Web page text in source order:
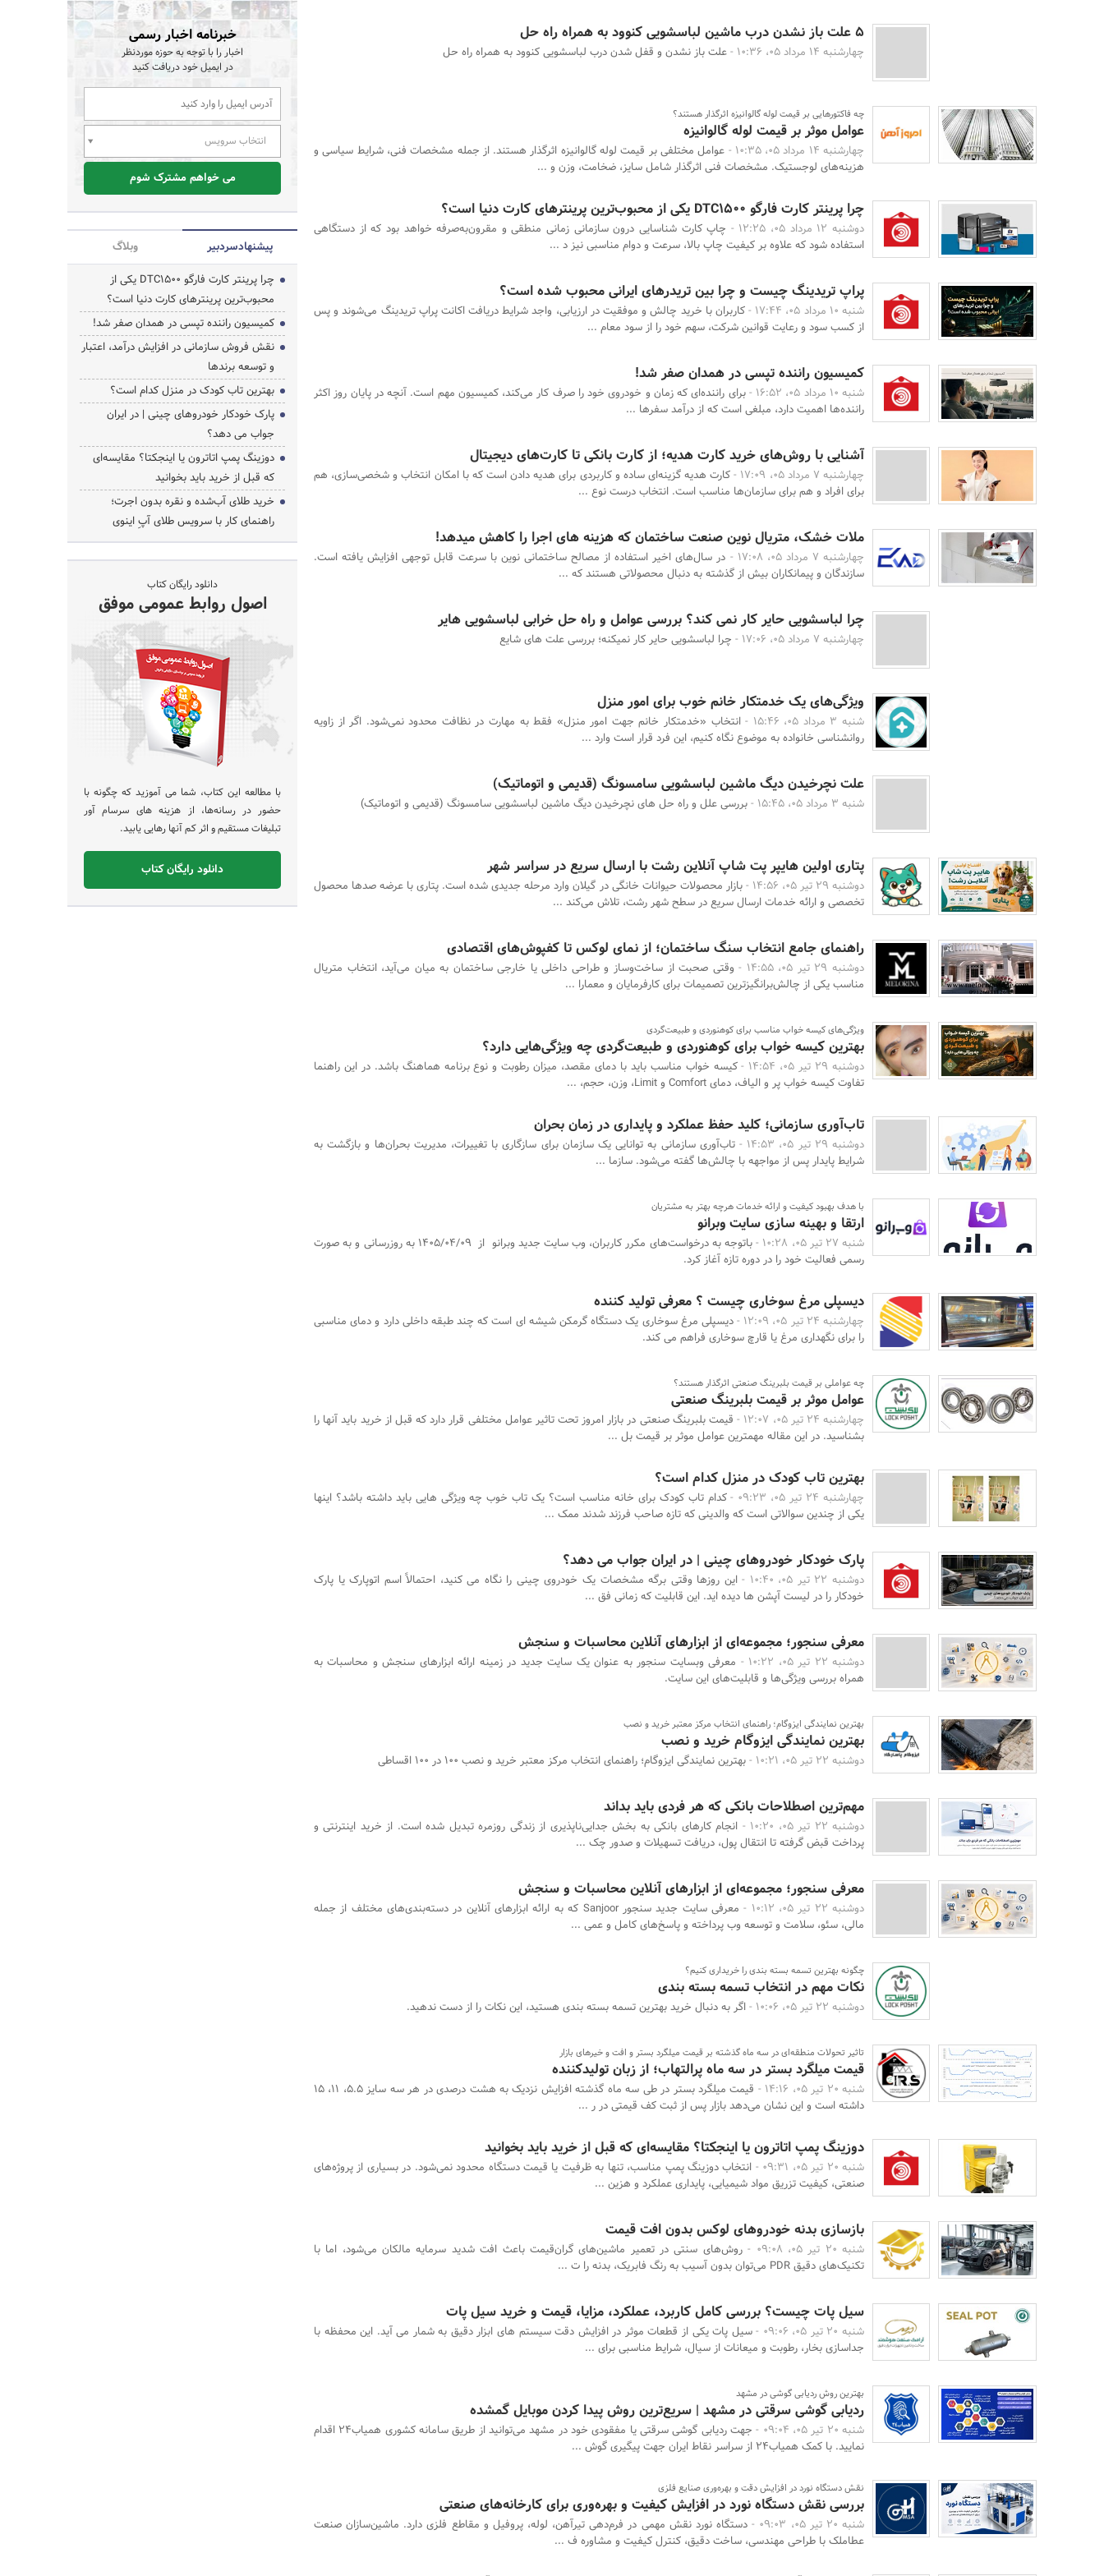
5 علت باز نشدن درب ماشین لباسشویی کنوود به همراه راه حل
چهارشنبه 14 مرداد 05، 10:36 - علت باز نشدن و قفل شدن درب لباسشویی کنوود به همراه راه حل
چه فاکتورهایی بر قیمت لوله گالوانیزه اثرگذار هستند؟
عوامل موثر بر قیمت لوله گالوانیزه
چهارشنبه 14 مرداد 05، 10:35 -
عوامل مختلفی بر قیمت لوله گالوانیزه اثرگذار هستند. از جمله مشخصات فنی، شرایط سیاسی و
هزینه‌های لوجستیک. مشخصات فنی اثرگذار شامل سایز، ضخامت، وزن و ...
چرا پرینتر کارت فارگو DTC1500 یکی از محبوب‌ترین پرینترهای کارت دنیا است؟
دوشنبه 12 مرداد 05، 12:25 -
چاپ کارت شناسایی درون سازمانی زمانی منطقی و مقرون‌به‌صرفه خواهد بود که از دستگاهی
استفاده شود که علاوه بر کیفیت چاپ بالا، سرعت و دوام مناسبی نیز د ...
پراپ تریدینگ چیست و چرا بین تریدرهای ایرانی محبوب شده است؟
شنبه 10 مرداد 05، 17:44 -
کاربران با خرید چالش و موفقیت در ارزیابی، واجد شرایط دریافت اکانت پراپ تریدینگ می‌شوند و پس
از کسب سود و رعایت قوانین شرکت، سهم خود را از سود معام ...
کمیسیون راننده تپسی در همدان صفر شد!
شنبه 10 مرداد 05، 16:52 -
برای راننده‌ای که زمان و خودروی خود را صرف کار می‌کند، کمیسیون مهم است. آنچه در پایان روز اکثر
راننده‌ها اهمیت دارد، مبلغی است که از درآمد سفرها ...
آشنایی با روش‌های خرید کارت هدیه؛ از کارت بانکی تا کارت‌های دیجیتال
چهارشنبه 7 مرداد 05، 17:09 -
کارت هدیه گزینه‌ای ساده و کاربردی برای هدیه دادن است که با امکان انتخاب و شخصی‌سازی، هم
برای افراد و هم برای سازمان‌ها مناسب است. انتخاب درست نوع ...
ملات خشک، متریال نوین صنعت ساختمان که هزینه‌ های اجرا را کاهش میدهد!
چهارشنبه 7 مرداد 05، 17:08 -
در سال‌های اخیر استفاده از مصالح ساختمانی نوین با سرعت قابل توجهی افزایش یافته است.
سازندگان و پیمانکاران بیش از گذشته به دنبال محصولاتی هستند که ...
چرا لباسشویی حایر کار نمی کند؟ بررسی عوامل و راه حل خرابی لباسشویی هایر
چهارشنبه 7 مرداد 05، 17:06 - چرا لباسشویی حایر کار نمیکنه؛ بررسی علت های شایع
ویژگی‌های یک خدمتکار خانم خوب برای امور منزل
شنبه 3 مرداد 05، 15:46 -
انتخاب «خدمتکار خانم جهت امور منزل» فقط به مهارت در نظافت محدود نمی‌شود. اگر از زاویه
روانشناسی خانواده به موضوع نگاه کنیم، این فرد قرار است وارد ...
علت نچرخیدن دیگ ماشین لباسشویی سامسونگ (قدیمی و اتوماتیک)
شنبه 3 مرداد 05، 15:45 - بررسی علل و راه حل های نچرخیدن دیگ ماشین لباسشویی سامسونگ (قدیمی و اتوماتیک)
پتاری اولین هایپر پت شاپ آنلاین رشت با ارسال سریع در سراسر شهر
دوشنبه 29 تیر 05، 14:56 -
بازار محصولات حیوانات خانگی در گیلان وارد مرحله جدیدی شده است. پتاری با عرضه صدها محصول
تخصصی و ارائه خدمات ارسال سریع در سطح شهر رشت، تلاش می‌کند ...
راهنمای جامع انتخاب سنگ ساختمان؛ از نمای لوکس تا کفپوش‌های اقتصادی
دوشنبه 29 تیر 05، 14:55 -
وقتی صحبت از ساخت‌وساز و طراحی داخلی یا خارجی ساختمان به میان می‌آید، انتخاب متریال
مناسب یکی از چالش‌برانگیزترین تصمیمات برای کارفرمایان و معمارا ...
ویژگی‌های کیسه خواب مناسب برای کوهنوردی و طبیعت‌گردی
بهترین کیسه خواب برای کوهنوردی و طبیعت‌گردی چه ویژگی‌هایی دارد؟
دوشنبه 29 تیر 05، 14:54 -
کیسه خواب مناسب باید با دمای مقصد، میزان رطوبت و نوع برنامه هماهنگ باشد. در این راهنما
تفاوت کیسه خواب پر و الیاف، دمای Comfort و Limit، وزن، حجم، ...
تاب‌آوری سازمانی؛ کلید حفظ عملکرد و پایداری در زمان بحران
دوشنبه 29 تیر 05، 14:53 -
تاب‌آوری سازمانی به توانایی یک سازمان برای سازگاری با تغییرات، مدیریت بحران‌ها و بازگشت به
شرایط پایدار پس از مواجهه با چالش‌ها گفته می‌شود. سازما ...
با هدف بهبود کیفیت و ارائه خدمات هرچه بهتر به مشتریان
ارتقا و بهینه سازی سایت وبرانو
شنبه 27 تیر 05، 10:28 -
باتوجه به درخواست‌های مکرر کاربران، وب سایت جدید وبرانو از 1405/04/09 به روزرسانی و به صورت
رسمی فعالیت خود را در دوره تازه آغاز کرد.
دیسپلی مرغ سوخاری چیست ؟ معرفی تولید کننده
چهارشنبه 24 تیر 05، 12:09 -
دیسپلی مرغ سوخاری یک دستگاه گرمکن شیشه ای است که چند طبقه داخلی دارد و دمای مناسبی
را برای نگهداری مرغ یا قارچ سوخاری فراهم می کند.
چه عواملی بر قیمت بلبرینگ صنعتی اثرگذار هستند؟
عوامل موثر بر قیمت بلبرینگ صنعتی
چهارشنبه 24 تیر 05، 12:07 -
قیمت بلبرینگ صنعتی در بازار امروز تحت تاثیر عوامل مختلفی قرار دارد که قبل از خرید باید آنها را
بشناسید. در این مقاله مهمترین عوامل موثر بر قیمت بل ...
بهترین تاب کودک در منزل کدام است؟
چهارشنبه 24 تیر 05، 09:23 -
کدام تاب کودک برای خانه مناسب است؟ یک تاب خوب چه ویژگی هایی باید داشته باشد؟ اینها
یکی از چندین سوالاتی است که والدینی که تازه صاحب فرزند شدند ممک ...
پارک خودکار خودروهای چینی | در ایران جواب می دهد؟
دوشنبه 22 تیر 05، 10:40 -
این روزها وقتی برگه مشخصات یک خودروی چینی را نگاه می کنید، احتمالاً اسم اتوپارک یا پارک
خودکار را در لیست آپشن ها دیده اید. این قابلیت که زمانی فق ...
معرفی سنجور؛ مجموعه‌ای از ابزارهای آنلاین محاسبات و سنجش
دوشنبه 22 تیر 05، 10:22 -
معرفی وبسایت سنجور به عنوان یک سایت جدید در زمینه ارائه ابزارهای سنجش و محاسبات به
همراه بررسی ویژگی‌ها و قابلیت‌های این سایت.
بهترین نمایندگی ایزوگام؛ راهنمای انتخاب مرکز معتبر خرید و نصب
بهترین نمایندگی ایزوگام خرید و نصب
دوشنبه 22 تیر 05، 10:21 - بهترین نمایندگی ایزوگام؛ راهنمای انتخاب مرکز معتبر خرید و نصب 100 در 100 اقساطی
مهم‌ترین اصطلاحات بانکی که هر فردی باید بداند
دوشنبه 22 تیر 05، 10:20 -
انجام کارهای بانکی به بخش جدایی‌ناپذیری از زندگی روزمره تبدیل شده است. از خرید اینترنتی و
پرداخت قبض گرفته تا انتقال پول، دریافت تسهیلات و صدور چک ...
معرفی سنجور؛ مجموعه‌ای از ابزارهای آنلاین محاسبات و سنجش
دوشنبه 22 تیر 05، 10:12 -
معرفی سایت جدید سنجور Sanjoor که به ارائه ابزارهای آنلاین در دسته‌بندی‌های مختلف از جمله
مالی، سئو، سلامت و توسعه وب پرداخته و پاسخ‌های کامل و عمی ...
چگونه بهترین تسمه بسته بندی را خریداری کنیم؟
نکات مهم در انتخاب تسمه بسته بندی
دوشنبه 22 تیر 05، 10:06 - اگر به دنبال خرید بهترین تسمه بسته بندی هستید، این نکات را از دست ندهید.
تاثیر تحولات منطقه‌ای در سه ماه گذشته بر قیمت میلگرد بستر و افت و خیرهای بازار
قیمت میلگرد بستر در سه ماه پرالتهاب؛ از زبان تولیدکننده
شنبه 20 تیر 05، 14:16 -
قیمت میلگرد بستر در طی سه ماه گذشته افزایش نزدیک به هشت درصدی در هر سه سایز 5.5، 11، 15
داشته است و این نشان می‌دهد بازار پس از ثبت کف قیمتی در ر ...
دوزینگ پمپ اتاترون یا اینجکتا؟ مقایسه‌ای که قبل از خرید باید بخوانید
شنبه 20 تیر 05، 09:31 -
انتخاب دوزینگ پمپ مناسب، تنها به ظرفیت یا قیمت دستگاه محدود نمی‌شود. در بسیاری از پروژه‌های
صنعتی، کیفیت تزریق مواد شیمیایی، پایداری عملکرد و هزین ...
بازسازی بدنه خودروهای لوکس بدون افت قیمت
شنبه 20 تیر 05، 09:08 -
روش‌های سنتی در تعمیر ماشین‌های گران‌قیمت باعث افت شدید سرمایه مالکان می‌شود، اما با
تکنیک‌های دقیق PDR می‌توان بدون آسیب به رنگ فابریک، بدنه را ت ...
سیل پات چیست؟ بررسی کامل کاربرد، عملکرد، مزایا، قیمت و خرید سیل پات
شنبه 20 تیر 05، 09:06 -
سیل پات یکی از قطعات موثر در افزایش دقت سیستم های ابزار دقیق به شمار می آید. این محفظه با
جداسازی بخار، رطوبت و میعانات از سیال، شرایط مناسبی برای ...
بهترین روش ردیابی گوشی در مشهد
ردیابی گوشی سرقتی در مشهد | سریع‌ترین روش پیدا کردن موبایل گمشده
شنبه 20 تیر 05، 09:04 -
جهت ردیابی گوشی سرقتی یا مفقودی خود در مشهد می‌توانید از طریق سامانه کشوری همیاب24 اقدام
نمایید. با کمک همیاب24 از سراسر نقاط ایران جهت پیگیری گوش ...
نقش دستگاه نورد در افزایش دقت و بهره‌وری صنایع فلزی
بررسی نقش دستگاه نورد در افزایش کیفیت و بهره‌وری برای کارخانه‌های صنعتی
شنبه 20 تیر 05، 09:03 -
دستگاه نورد نقش مهمی در فرم‌دهی تیرآهن، لوله، پروفیل و مقاطع فلزی دارد. ماشین‌سازان صنعت
عطاملک با طراحی مهندسی، ساخت دقیق، کنترل کیفیت و مشاوره ف ...
خبرنامه اخبار رسمی
اخبار را با توجه به حوزه موردنظر
در ایمیل خود دریافت کنید
انتخاب سرویس
می خواهم مشترک شوم
پیشنهاد‌سردبیر
وبلاگ
چرا پرینتر کارت فارگو DTC1500 یکی از
محبوب‌ترین پرینترهای کارت دنیا است؟
کمیسیون راننده تپسی در همدان صفر شد!
نقش فروش سازمانی در افزایش درآمد، اعتبار
و توسعه برندها
بهترین تاب کودک در منزل کدام است؟
پارک خودکار خودروهای چینی | در ایران
جواب می دهد؟
دوزینگ پمپ اتاترون یا اینجکتا؟ مقایسه‌ای
که قبل از خرید باید بخوانید
خرید طلای آب‌شده و نقره بدون اجرت؛
راهنمای کار با سرویس طلای آپِ اینوی
دانلود رایگان کتاب
اصول روابط عمومی موفق
با مطالعه این کتاب، شما می آموزید که چگونه با
حضور در رسانه‌ها، از هزینه های سرسام آور
تبلیغات مستقیم و اثر کم آنها رهایی یابید.
دانلود رایگان کتاب